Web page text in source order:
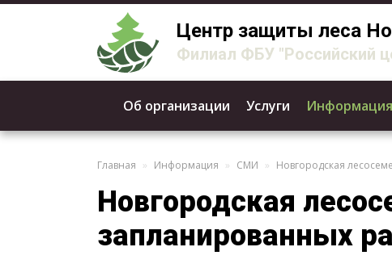
Центр защиты леса
Филиал ФБУ "Российский
Об организации Услуги Информация
Главная Информация СМИ Новгородская
Новгородская
запланированных